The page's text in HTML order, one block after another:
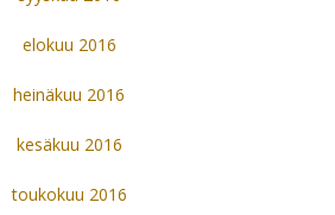
elokuu 2016
heinäkuu 2016
kesäkuu 2016
toukokuu 2016